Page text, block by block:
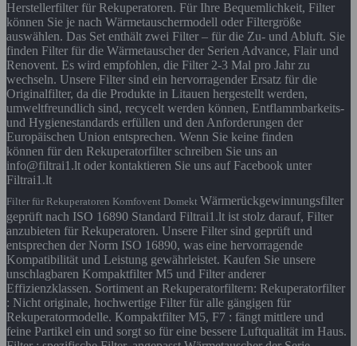
Herstellerfilter für Rekuperatoren. Für Ihre Bequemlichkeit, Filter
können Sie je nach Wärmetauschermodell oder Filtergröße
auswählen. Das Set enthält zwei Filter – für die Zu- und Abluft. Sie
finden Filter für die Wärmetauscher der Serien Advance, Flair und
Renovent. Es wird empfohlen, die Filter 2-3 Mal pro Jahr zu
wechseln. Unsere Filter sind ein hervorragender Ersatz für die
Originalfilter, da die Produkte in Litauen hergestellt werden,
umweltfreundlich sind, recycelt werden können, Entflammbarkeits-
und Hygienestandards erfüllen und den Anforderungen der
Europäischen Union entsprechen. Wenn Sie keine finden
können für den Rekuperatorfilter schreiben Sie uns an
info@filtrai1.lt oder kontaktieren Sie uns auf Facebook unter
Filtrai1.lt
Filter für Rekuperatoren Komfovent Domekt Wärmerückgewinnungsfilter
geprüft nach ISO 16890 Standard Filtrai1.lt ist stolz darauf, Filter
anzubieten für Rekuperatoren. Unsere Filter sind geprüft und
entsprechen der Norm ISO 16890, was eine hervorragende
Kompatibilität und Leistung gewährleistet. Kaufen Sie unsere
unschlagbaren Kompaktfilter M5 und Filter anderer
Effizienzklassen. Sortiment an Rekuperatorfiltern: Rekuperatorfilter
: Nicht originale, hochwertige Filter für alle gängigen für
Rekuperatormodelle. Kompaktfilter M5, F7 : fängt mittlere und
feine Partikel ein und sorgt so für eine bessere Luftqualität im Haus.